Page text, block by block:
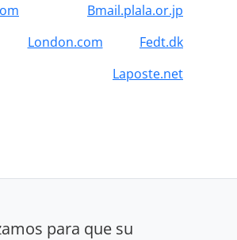
Bmail.plala.or.jp
London.com
Fedt.dk
Laposte.net
para que su